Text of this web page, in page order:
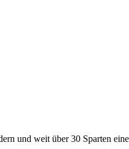
und weit über 30 Sparten